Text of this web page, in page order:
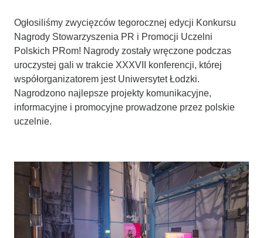
Ogłosiliśmy zwycięzców tegorocznej edycji Konkursu
Nagrody Stowarzyszenia PR i Promocji Uczelni
Polskich PRom! Nagrody zostały wręczone podczas
uroczystej gali w trakcie XXXVII konferencji, której
współorganizatorem jest Uniwersytet Łodzki.
Nagrodzono najlepsze projekty komunikacyjne,
informacyjne i promocyjne prowadzone przez polskie
uczelnie.